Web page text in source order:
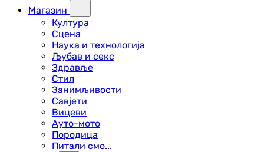
Магазин
Култура
Сцена
Наука и технологија
Љубав и секс
Здравље
Стил
Занимљивости
Савјети
Вицеви
Ауто-мото
Породица
Питали смо...